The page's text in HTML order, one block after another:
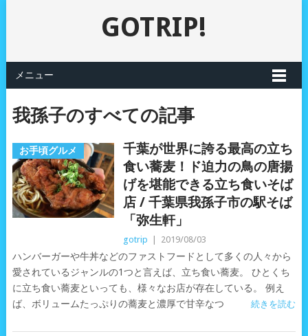
GOTRIP!
メニュー
我孫子のすべての記事
お手頃グルメ
千葉が世界に誇る最高の立ち
食い蕎麦！ド迫力の鳥の唐揚
げを堪能できる立ち食いそば
店 / 千葉県我孫子市の駅そば
「弥生軒」
gotrip 2019/08/03
ハンバーガーや牛丼などのファストフードとして多くの人々から
愛されているジャンルの1つと言えば、立ち食い蕎麦。 ひとくち
に立ち食い蕎麦といっても、様々なお店が存在している。 例え
ば、ボリュームたっぷりの蕎麦と濃厚で甘辛なつ
続きを読む